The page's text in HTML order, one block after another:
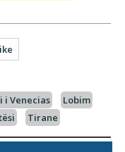
i Venecias
Lobim
Tirane